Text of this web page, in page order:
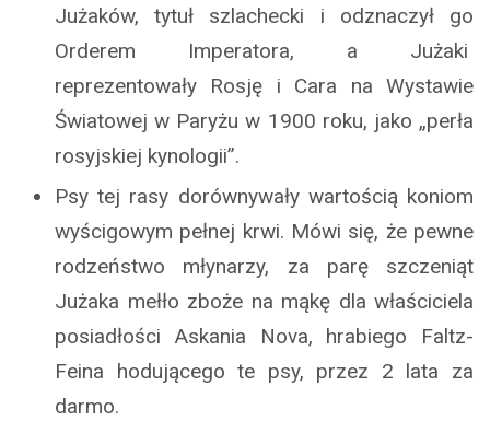
Jużaków, tytuł szlachecki i odznaczył go
Orderem Imperatora, a Jużaki
reprezentowały Rosję i Cara na Wystawie
Światowej w Paryżu w 1900 roku, jako „perła
rosyjskiej kynologii”.
Psy tej rasy dorównywały wartością koniom
wyścigowym pełnej krwi. Mówi się, że pewne
rodzeństwo młynarzy, za parę szczeniąt
Jużaka mełło zboże na mąkę dla właściciela
posiadłości Askania Nova, hrabiego Faltz-
Feina hodującego te psy, przez 2 lata za
darmo.